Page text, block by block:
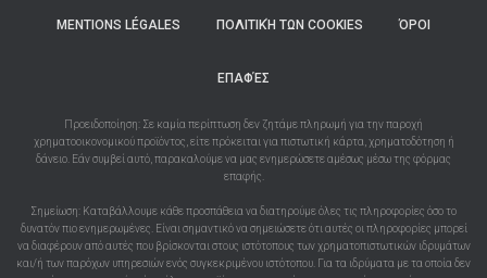
MENTIONS LÉGALES ΠΟΛΙΤΙΚΉ ΤΩΝ COOKIES ΌΡΟΙ
ΕΠΑΦΈΣ
Προειδοποίηση: Σε καμία περίπτωση δεν ζητάμε πληρωμή για την παροχή
χρηματοοικονομικού προϊόντος, είτε πρόκειται για πιστωτική κάρτα, χρηματοδότηση ή
δάνειο. Εάν συμβεί αυτό, παρακαλούμε να μας ενημερώσετε αμέσως μέσω της φόρμας
επαφής.
Σημείωση: Καταβάλλουμε κάθε προσπάθεια να διατηρούμε όλες τις πληροφορίες όσο το
δυνατόν πιο ενημερωμένες. Είναι σημαντικό να σημειώσετε ότι αυτές οι πληροφορίες μπορεί
να διαφέρουν από αυτές που βρίσκονται στους ιστότοπους των χρηματοπιστωτικών ιδρυμάτων
και/ή των παρόχων υπηρεσιών ενός συγκεκριμένου ιστότοπου. Για τα ιδρύματα με τα οποία δεν